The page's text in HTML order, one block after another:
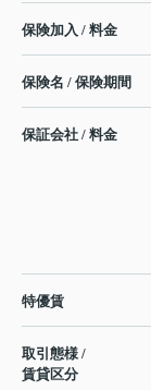
保険加入 / 料金
保険名 / 保険期間
保証会社 / 料金
特優賃
取引態様 /
賃貸区分